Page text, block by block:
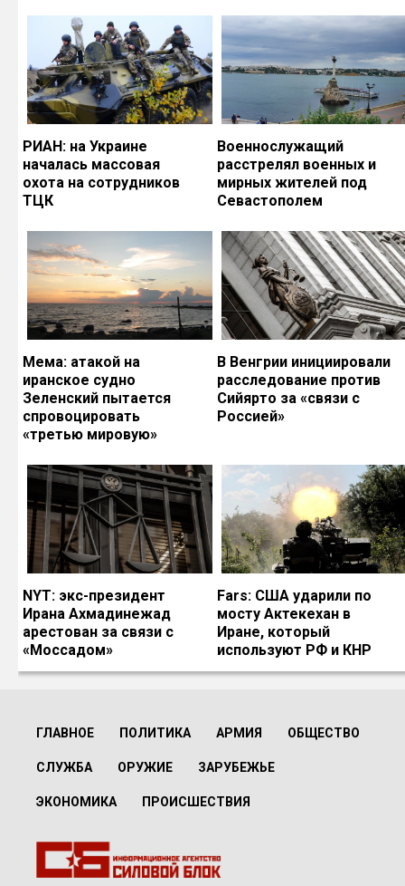
РИАН: на Украине
началась массовая
охота на сотрудников
ТЦК
Военнослужащий
расстрелял военных и
мирных жителей под
Севастополем
Мема: атакой на
иранское судно
Зеленский пытается
спровоцировать
«третью мировую»
В Венгрии инициировали
расследование против
Сийярто за «связи с
Россией»
NYT: экс-президент
Ирана Ахмадинежад
арестован за связи с
«Моссадом»
Fars: США ударили по
мосту Актекехан в
Иране, который
используют РФ и КНР
ГЛАВНОЕ ПОЛИТИКА АРМИЯ ОБЩЕСТВО
СЛУЖБА ОРУЖИЕ ЗАРУБЕЖЬЕ
ЭКОНОМИКА ПРОИСШЕСТВИЯ